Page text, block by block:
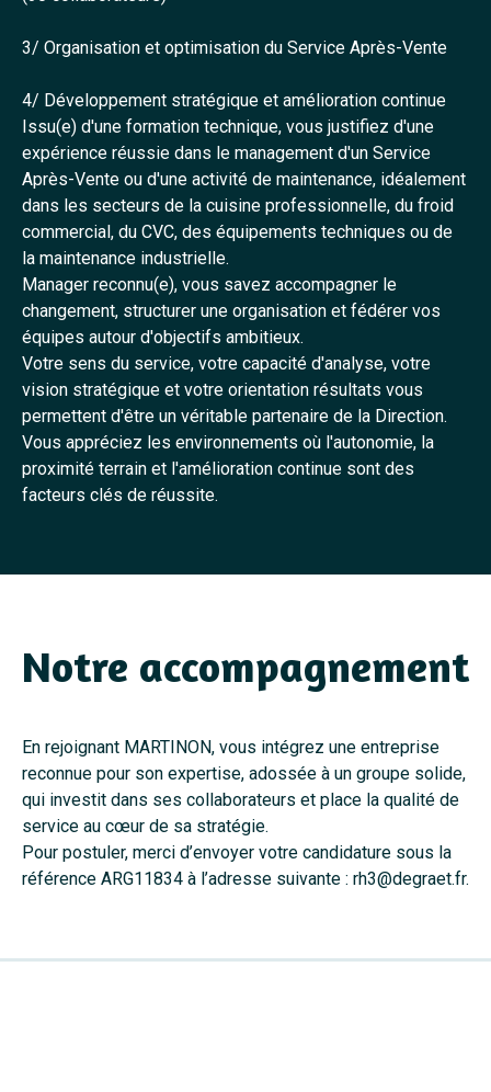
3/ Organisation et optimisation du Service Après-Vente
4/ Développement stratégique et amélioration continue
Issu(e) d'une formation technique, vous justifiez d'une
expérience réussie dans le management d'un Service
Après-Vente ou d'une activité de maintenance, idéalement
dans les secteurs de la cuisine professionnelle, du froid
commercial, du CVC, des équipements techniques ou de
la maintenance industrielle.
Manager reconnu(e), vous savez accompagner le
changement, structurer une organisation et fédérer vos
équipes autour d'objectifs ambitieux.
Votre sens du service, votre capacité d'analyse, votre
vision stratégique et votre orientation résultats vous
permettent d'être un véritable partenaire de la Direction.
Vous appréciez les environnements où l'autonomie, la
proximité terrain et l'amélioration continue sont des
facteurs clés de réussite.
Notre accompagnement
En rejoignant MARTINON, vous intégrez une entreprise
reconnue pour son expertise, adossée à un groupe solide,
qui investit dans ses collaborateurs et place la qualité de
service au cœur de sa stratégie.
Pour postuler, merci d’envoyer votre candidature sous la
référence ARG11834 à l’adresse suivante : rh3@degraet.fr.